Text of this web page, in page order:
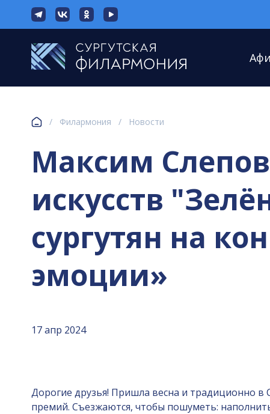
/ Филармония / Новости
Максим
искусств
сургутян на
эмоции»
17 апр 2024
Дорогие друзья! Пришла весна и традиционно
премий. Съезжаются, чтобы пошуметь: